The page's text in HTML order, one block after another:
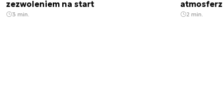
zezwoleniem na start
3 min. 2 min.